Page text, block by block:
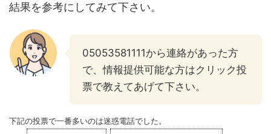
結果を参考にしてみて下さい。
05053581111から連絡があった方
で、情報提供可能な方はクリック投
票で教えてあげて下さい。
下記の投票で一番多いのは迷惑電話でした。